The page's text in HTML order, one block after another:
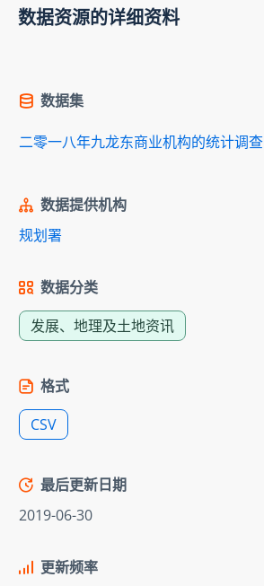
数据资源的详细资料
数据集
二零一八年九龙东商业机构的统计调查
数据提供机构
规划署
数据分类
发展、地理及土地资讯
格式
CSV
最后更新日期
2019-06-30
更新频率